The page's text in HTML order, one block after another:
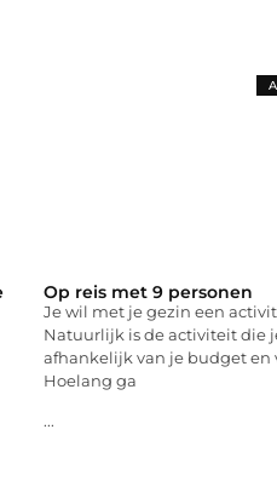
Op reis met 9 personen
Je wil met je gezin een
Natuurlijk is de activiteit die
afhankelijk van je budget en
Hoelang ga
...